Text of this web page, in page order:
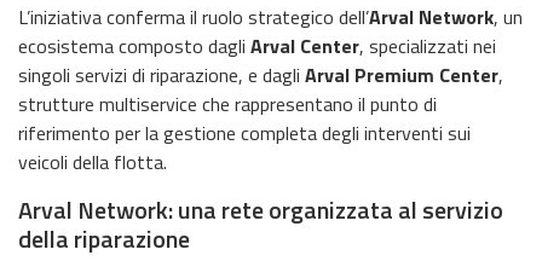
L’iniziativa conferma il ruolo strategico dell’Arval Network, un
ecosistema composto dagli Arval Center, specializzati nei
singoli servizi di riparazione, e dagli Arval Premium Center,
strutture multiservice che rappresentano il punto di
riferimento per la gestione completa degli interventi sui
veicoli della flotta.
Arval Network: una rete organizzata al servizio
della riparazione